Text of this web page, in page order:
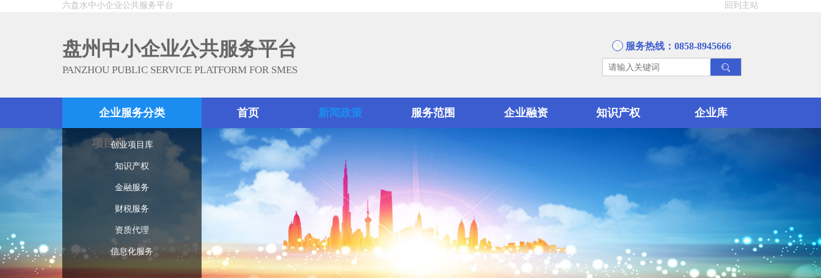
回到主站
六盘水中小企业公共服务平台
盘州中小企业公共服务平台
PANZHOU PUBLIC SERVICE PLATFORM FOR SMES
服务热线：0858-8945666
企业服务分类
创业项目库
知识产权
金融服务
财税服务
资质代理
信息化服务
首页 新闻政策 服务范围 企业融资 知识产权 企业库
项目库